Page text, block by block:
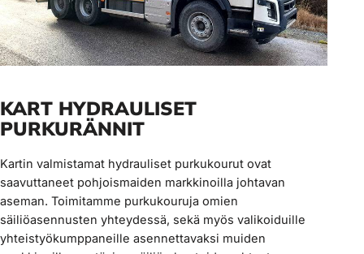
KART HYDRAULISET
PURKURÄNNIT
Kartin valmistamat hydrauliset purkukourut ovat
saavuttaneet pohjoismaiden markkinoilla johtavan
aseman. Toimitamme purkukouruja omien
säiliöasennusten yhteydessä, sekä myös valikoiduille
yhteistyökumppaneille asennettavaksi muiden